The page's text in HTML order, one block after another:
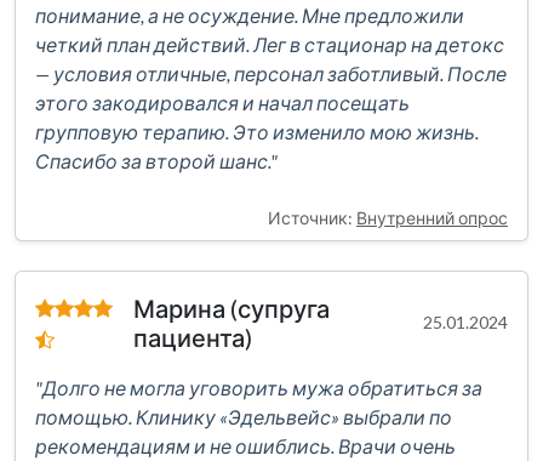
понимание, а не осуждение. Мне предложили
четкий план действий. Лег в стационар на детокс
— условия отличные, персонал заботливый. После
этого закодировался и начал посещать
групповую терапию. Это изменило мою жизнь.
Спасибо за второй шанс."
Источник: Внутренний опрос
Марина (супруга
пациента)
25.01.2024
"Долго не могла уговорить мужа обратиться за
помощью. Клинику «Эдельвейс» выбрали по
рекомендациям и не ошиблись. Врачи очень